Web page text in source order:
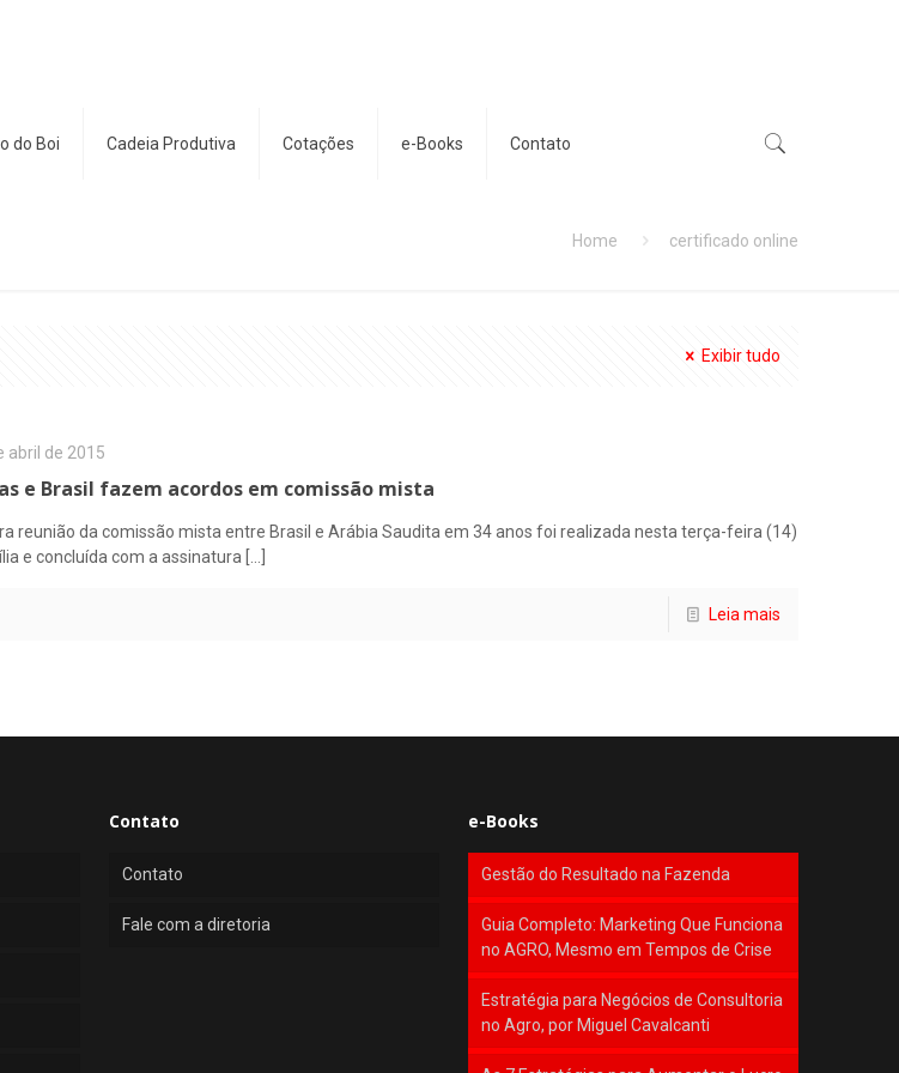
do Boi Cadeia Produtiva Cotações e-Books Contato
Home certificado online
Exibir tudo
abril de 2015
e Brasil fazem acordos em comissão mista
reunião da comissão mista entre Brasil e Arábia Saudita em 34 anos foi realizada nesta terça-feira (14)
e concluída com a assinatura
Leia mais
Contato
Contato
Fale com a diretoria
e-Books
Gestão do Resultado na Fazenda
Guia Completo: Marketing Que Funciona
no AGRO, Mesmo em Tempos de Crise
Estratégia para Negócios de Consultoria
no Agro, por Miguel Cavalcanti